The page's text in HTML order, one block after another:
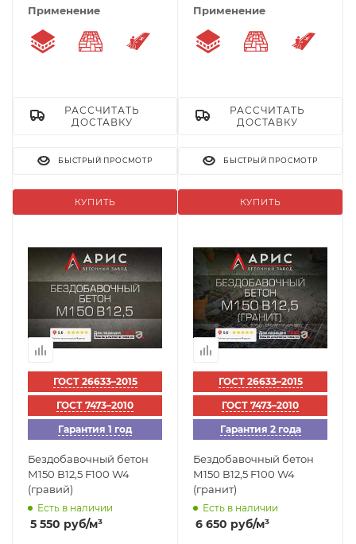
Применение
ПодбетонкаУкладка тротуарной плитки
Заливка дорожек
КУПИТЬ
РАССЧИТАТЬ
ДОСТАВКУ
БЫСТРЫЙ ПРОСМОТР
Применение
ПодбетонкаУкладка
КУПИТЬ
РАССЧИТАТЬ
ДОСТАВКУ
БЫСТРЫЙ ПРОСМОТР
ГОСТ 26633–2015
ГОСТ 7473–2010
Гарантия 1 год
Бездобавочный бетон
М150 В12,5 F100 W4
(гравий)
Есть в наличии
5 550 руб/м³
ГОСТ 26633–2015
ГОСТ 7473–2010
Гарантия 2 года
Бездобавочный бетон
М150 В12,5 F100 W4
(гранит)
Есть в наличии
6 650 руб/м³